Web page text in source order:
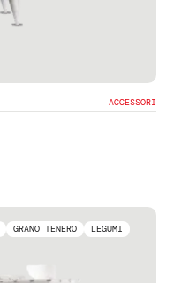
ACCESSORI
GRANO TENERO
LEGUMI